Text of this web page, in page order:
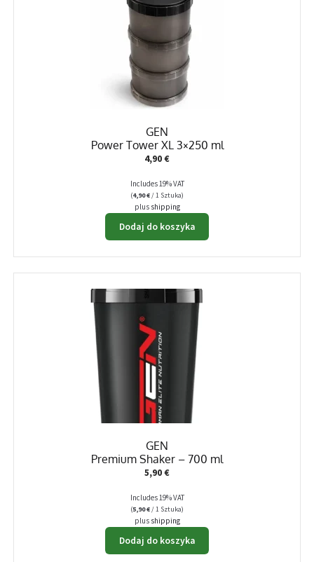
GEN
Power Tower XL 3×250 ml
4,90€
Includes 19% VAT
(4,90€/ 1 Sztuka)
plus shipping
Dodaj do koszyka
GEN
Premium Shaker – 700 ml
5,90€
Includes 19% VAT
(5,90€/ 1 Sztuka)
plus shipping
Dodaj do koszyka